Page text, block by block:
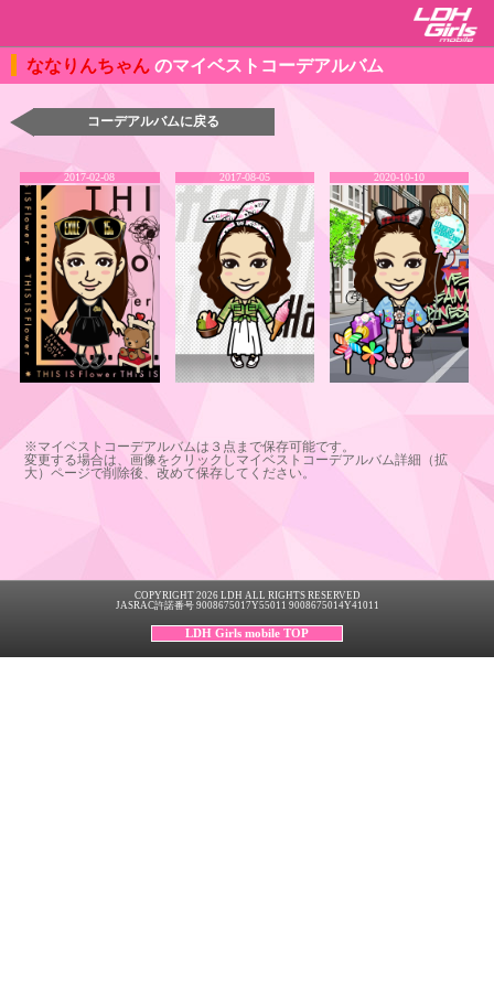
ななりんちゃん のマイベストコーデアルバム
コーデアルバムに戻る
2017-02-08 2017-08-05 2020-10-10
※マイベストコーデアルバムは３点まで保存可能です。
変更する場合は、画像をクリックしマイベストコーデアルバム詳細（拡
大）ページで削除後、改めて保存してください。
COPYRIGHT 2026 LDH ALL RIGHTS RESERVED
JASRAC許諾番号 9008675017Y55011 9008675014Y41011
LDH Girls mobile TOP